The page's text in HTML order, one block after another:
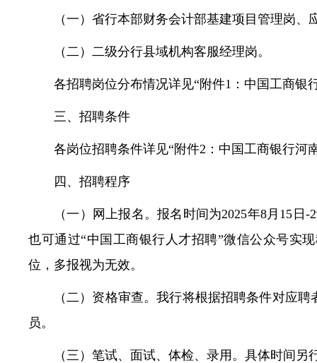
（一）省行本部财务会计部基建项目管理岗、
（二）二级分行县域机构客服经理岗。
各招聘岗位分布情况详见“附件1：中国工商银
三、招聘条件
各岗位招聘条件详见“附件2：中国工商银行河
四、招聘程序
（一）网上报名。报名时间为2025年8月15
也可通过“中国工商银行人才招聘”微信公众号实
位，多报视为无效。
（二）资格审查。我行将根据招聘条件对应
员。
（三）笔试、面试、体检、录用。具体时间